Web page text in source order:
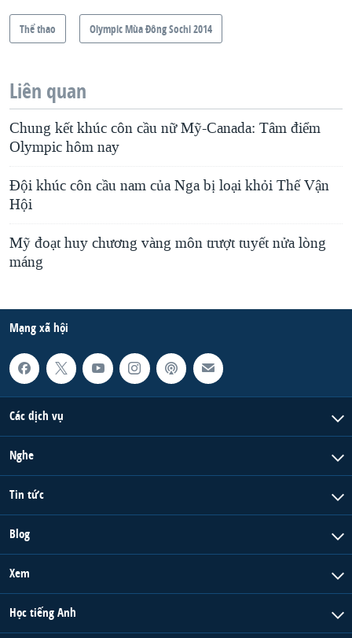
Thể thao Olympic Mùa Đông Sochi 2014
Liên quan
Chung kết khúc côn cầu nữ Mỹ-Canada: Tâm điểm
Olympic hôm nay
Ðội khúc côn cầu nam của Nga bị loại khỏi Thế Vận
Hội
Mỹ đoạt huy chương vàng môn trượt tuyết nửa lòng
máng
Mạng xã hội
Các dịch vụ
Nghe
Tin tức
Blog
Xem
Học tiếng Anh